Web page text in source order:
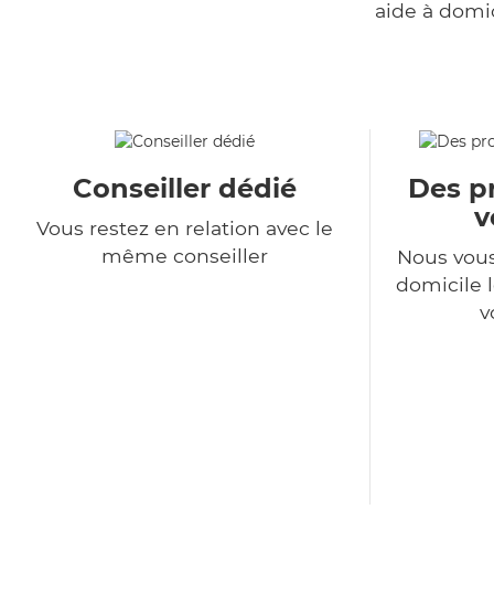
aide à
Conseiller dédié
Vous restez en relation avec le
même conseiller
Des
Nous
domicile